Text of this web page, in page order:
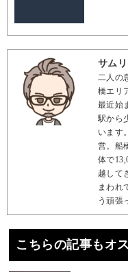
サムリ
二人の
橋エリ
最近始
駅から
います
営。船
体で
越して
まわれ
う頑張
こちらの記事もオ